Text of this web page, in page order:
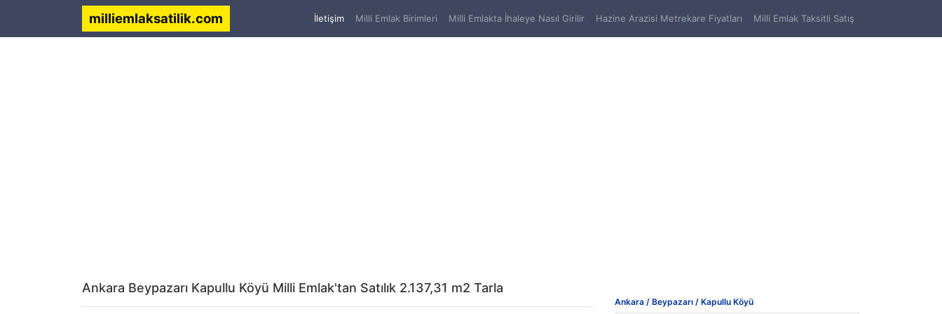
milliemlaksatilik.com İletişim(current)
Milli Emlak Birimleri Milli Emlakta İhaleye Nasıl Girilir Hazine Arazisi Metrekare Fiyatları Milli Emlak Taksitli Satış
Ankara Beypazarı Kapullu Köyü Milli Emlak'tan Satılık 2.137,31 m2 Tarla
Ankara / Beypazarı / Kapullu Köyü